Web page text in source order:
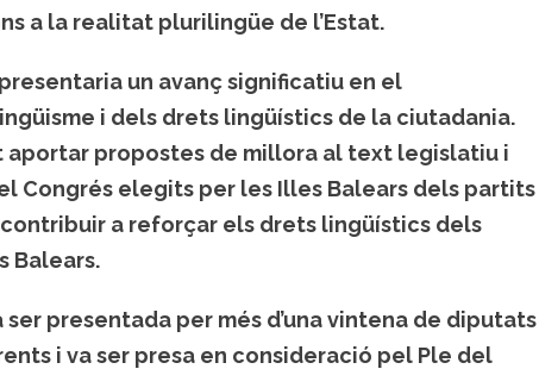
a la realitat plurilingüe de l’Estat.
un avanç significatiu en el
i dels drets lingüístics de la ciutadania.
aportar propostes de millora al text legislatiu i
Congrés elegits per les Illes Balears dels partits
a reforçar els drets lingüístics dels
Balears.
presentada per més d’una vintena de diputats
i va ser presa en consideració pel Ple del